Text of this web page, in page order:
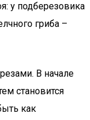
у подберезовика
гриба –
В начале
становится
как